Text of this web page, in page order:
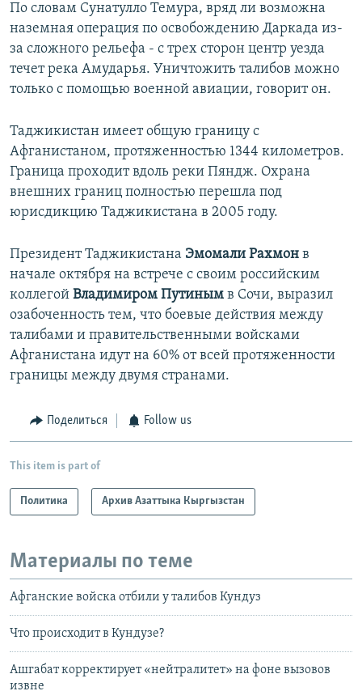
По словам Сунатулло Темура, вряд ли возможна
наземная операция по освобождению Даркада из-
за сложного рельефа - с трех сторон центр уезда
течет река Амударья. Уничтожить талибов можно
только с помощью военной авиации, говорит он.
Таджикистан имеет общую границу с
Афганистаном, протяженностью 1344 километров.
Граница проходит вдоль реки Пяндж. Охрана
внешних границ полностью перешла под
юрисдикцию Таджикистана в 2005 году.
Президент Таджикистана Эмомали Рахмон в
начале октября на встрече с своим российским
коллегой Владимиром Путиным в Сочи, выразил
озабоченность тем, что боевые действия между
талибами и правительственными войсками
Афганистана идут на 60% от всей протяженности
границы между двумя странами.
Поделиться Follow us
This item is part of
Политика Архив Азаттыка Кыргызстан
Материалы по теме
Афганские войска отбили у талибов Кундуз
Что происходит в Кундузе?
Ашгабат корректирует «нейтралитет» на фоне вызовов
извне